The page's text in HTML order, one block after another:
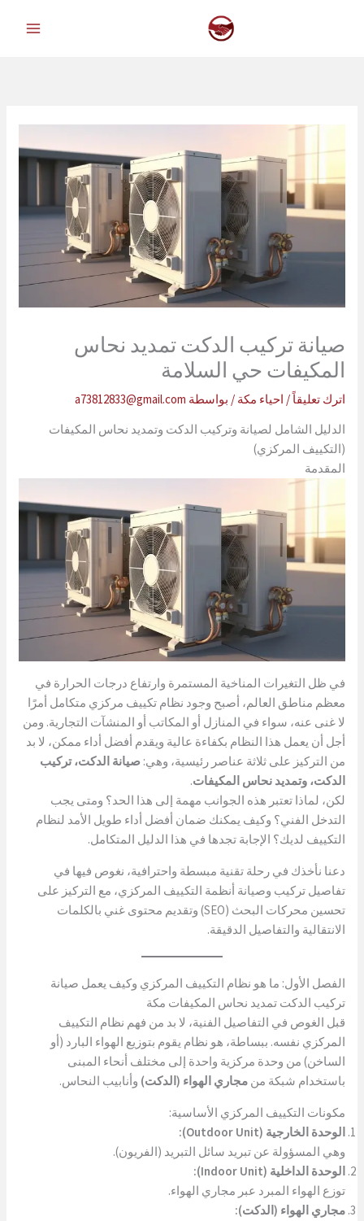
صيانة تركيب الدكت تمديد نحاس
المكيفات حي السلامة
اترك تعليقاً/ احياء مكة / بواسطة a73812833@gmail.com
الدليل الشامل لصيانة وتركيب الدكت وتمديد نحاس المكيفات
(التكييف المركزي)
المقدمة
في ظل التغيرات المناخية المستمرة وارتفاع درجات الحرارة في
معظم مناطق العالم، أصبح وجود نظام تكييف مركزي متكامل أمرًا
لا غنى عنه، سواء في المنازل أو المكاتب أو المنشآت التجارية. ومن
أجل أن يعمل هذا النظام بكفاءة عالية ويقدم أفضل أداء ممكن، لا بد
من التركيز على ثلاثة عناصر رئيسية، وهي:صيانة الدكت، تركيب
الدكت، وتمديد نحاس المكيفات.
لكن، لماذا تعتبر هذه الجوانب مهمة إلى هذا الحد؟ ومتى يجب
التدخل الفني؟ وكيف يمكنك ضمان أفضل أداء طويل الأمد لنظام
التكييف لديك؟ الإجابة تجدها في هذا الدليل المتكامل.
دعنا نأخذك في رحلة تقنية مبسطة واحترافية، نغوص فيها في
تفاصيل تركيب وصيانة أنظمة التكييف المركزي، مع التركيز على
تحسين محركات البحث (SEO) وتقديم محتوى غني بالكلمات
الانتقالية والتفاصيل الدقيقة.
الفصل الأول: ما هو نظام التكييف المركزي وكيف يعمل صيانة
تركيب الدكت تمديد نحاس المكيفات مكة
قبل الغوص في التفاصيل الفنية، لا بد من فهم نظام التكييف
المركزي نفسه. ببساطة، هو نظام يقوم بتوزيع الهواء البارد (أو
الساخن) من وحدة مركزية واحدة إلى مختلف أنحاء المبنى
باستخدام شبكة منمجاري الهواء (الدكت) وأنابيب النحاس.
مكونات التكييف المركزي الأساسية:
الوحدة الخارجية (Outdoor Unit):
وهي المسؤولة عن تبريد سائل التبريد (الفريون).
الوحدة الداخلية (Indoor Unit):
توزع الهواء المبرد عبر مجاري الهواء.
مجاري الهواء (الدكت):